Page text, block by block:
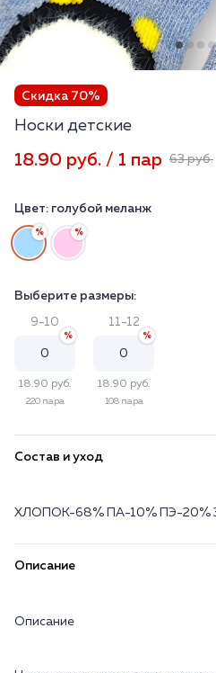
Скидка 70%
Носки детские
18.90 руб. / 1 пар 63 руб.
Цвет: голубой меланж
Выберите размеры:
9-10
18.90 руб.
220 пара
11-12
18.90 руб.
108 пара
Состав и уход
ХЛОПОК-68% ПА-10% ПЭ-20%
Описание
Описание